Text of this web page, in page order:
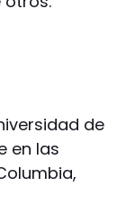
de
en las